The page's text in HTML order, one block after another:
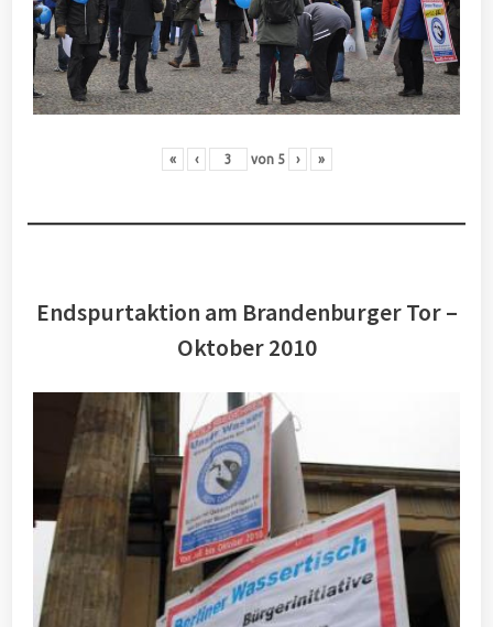
« ‹ von 5 › »
Endspurtaktion am Brandenburger Tor –
Oktober 2010